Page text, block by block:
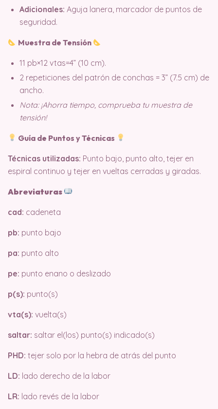
Adicionales: Aguja lanera, marcador de puntos de
seguridad.
Muestra de Tensión
11 pb×12 vtas=4” (10 cm).
2 repeticiones del patrón de conchas = 3” (7.5 cm) de
ancho.
Nota: ¡Ahorra tiempo, comprueba tu muestra de
tensión!
Guía de Puntos y Técnicas
Técnicas utilizadas: Punto bajo, punto alto, tejer en
espiral continuo y tejer en vueltas cerradas y giradas.
Abreviaturas
cad: cadeneta
pb: punto bajo
pa: punto alto
pe: punto enano o deslizado
p(s): punto(s)
vta(s): vuelta(s)
saltar: saltar el(los) punto(s) indicado(s)
PHD: tejer solo por la hebra de atrás del punto
LD: lado derecho de la labor
LR: lado revés de la labor